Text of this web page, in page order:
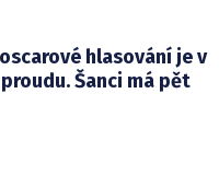
hlasování je v
Šanci má pět